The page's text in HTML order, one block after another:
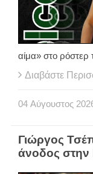
αίμα» στο ρόστερ
Διαβάστε
04 Αύγουστος
Γιώργος
άνοδος στην